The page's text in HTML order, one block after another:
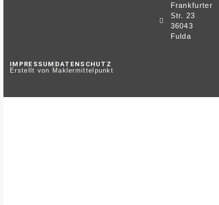
Frankfurter
Str. 23
36043
Fulda
IMPRESSUM DATENSCHUTZ
Erstellt von Maklermittelpunkt